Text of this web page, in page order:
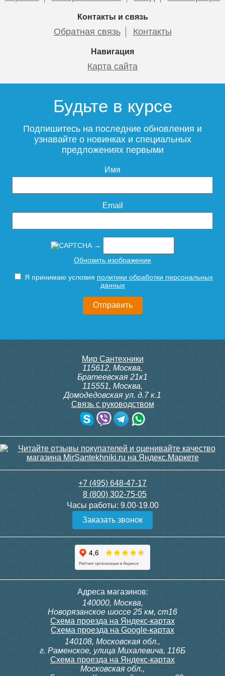
Подробнее Подробнее
Подробнее Подробнее
Чугунный радиатор
WINDSBOLD 600 1 секция
6 150
Чугунный радиатор
WINDSBOLD 400 1 секция
5 000
Чугунный радиатор
LOFT 600/070 1 секция
Чугунный радиатор
Радимакс (RETROstyle)
LOFT 600 1 секция
Чугунный радиатор
Радимакс (RETROstyle)
3 400
Подробнее
Контакты и связь
Обратная связь Контакты
Навигация
Карта сайта
Будьте в курсе
Подпишитесь на последние обновления и
узнавайте о новинках и специальных
предложениях первыми
Имя
Email
→
Обновить изображение
Я принимаю условия политики обработки персональных
данных
Мир Сантехники
115612, Москва,
Братеевская 21к1
115551, Москва,
Домодедовская ул. д.7 к.1
Связь с руководством
+7 (495) 648-47-17
8 (800) 302-75-05
Часы работы: 9.00-19.00
Заказать звонок
Адреса магазинов:
140000, Москва,
Новорязанское шоссе 25 км, ст16
Схема проезда на Яндекс-картах
Схема проезда на Google-картах
140108, Московская обл.,
г. Раменское, улица Михалевича, 116Б
Схема проезда на Яндекс-картах
Московская обл.,